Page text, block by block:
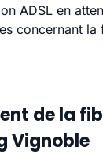
ADSL en
concernant la
de la
Vignoble